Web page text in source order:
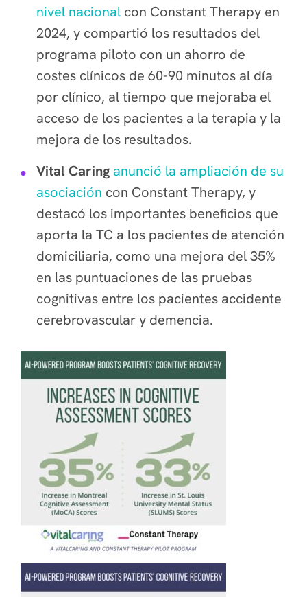
nivel nacional con Constant Therapy en
2024, y compartió los resultados del
programa piloto con un ahorro de
costes clínicos de 60-90 minutos al día
por clínico, al tiempo que mejoraba el
acceso de los pacientes a la terapia y la
mejora de los resultados.
Vital Caring anunció la ampliación de su
asociación con Constant Therapy, y
destacó los importantes beneficios que
aporta la TC a los pacientes de atención
domiciliaria, como una mejora del 35%
en las puntuaciones de las pruebas
cognitivas entre los pacientes accidente
cerebrovascular y demencia.